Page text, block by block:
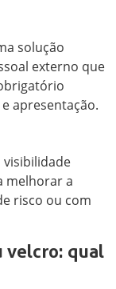
solução
externo que
apresentação.
visibilidade
melhorar a
risco ou com
velcro: qual